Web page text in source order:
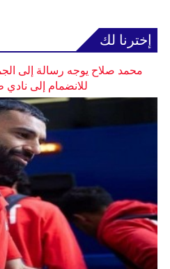
إخترنا لك
محمد صلاح يوجه رسالة إلى
للانضمام إلى